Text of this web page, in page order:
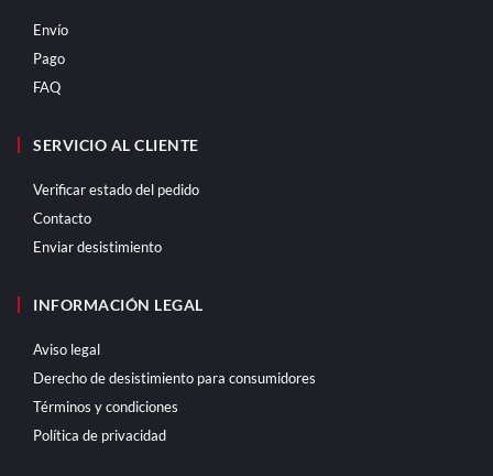
Envío
Pago
FAQ
SERVICIO AL CLIENTE
Verificar estado del pedido
Contacto
Enviar desistimiento
INFORMACIÓN LEGAL
Aviso legal
Derecho de desistimiento para consumidores
Términos y condiciones
Política de privacidad